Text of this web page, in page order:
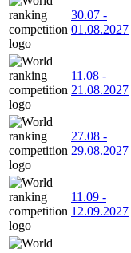
30.07 -
01.08.2027
11.08 -
21.08.2027
27.08 -
29.08.2027
11.09 -
12.09.2027